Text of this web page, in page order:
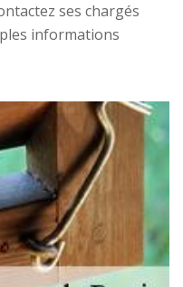
ses chargés
informations